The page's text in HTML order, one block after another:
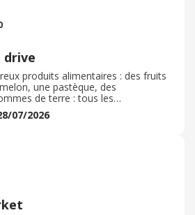
drive
produits alimentaires : des fruits
une pastèque, des
de terre : tous les
de la viande (un paquet de
du jambon sous vide et des oeufs:
irréprochable, gentille et
m'a donné toutes les
promo utilisé à
fluide du début à la fin.
07/2026